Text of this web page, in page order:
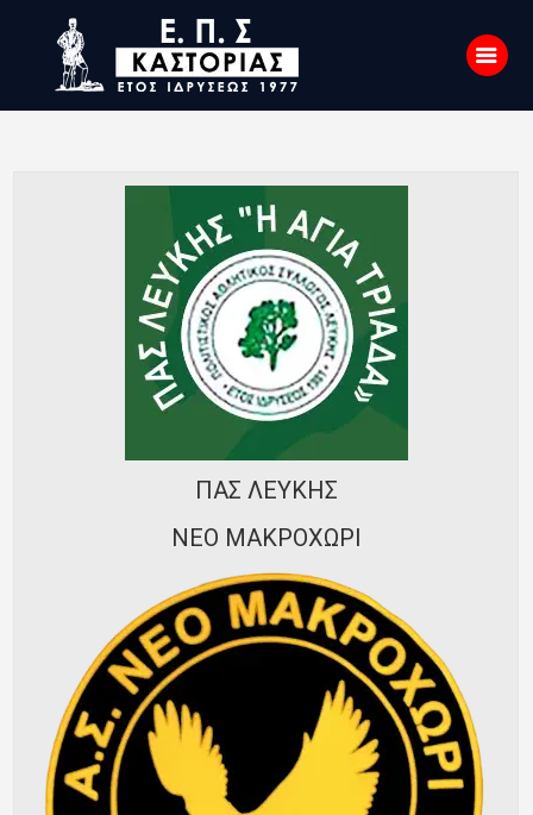
Σχετικά με εμάς
Επικοινωνία
Η Ένωση
Πρωταθλήματα
Κύπελλο
Υποδομών
Ορισμοί Διαιτητών
Περισσότερα
ΠΑΣ ΛΕΥΚΗΣ
ΝΕΟ ΜΑΚΡΟΧΩΡΙ